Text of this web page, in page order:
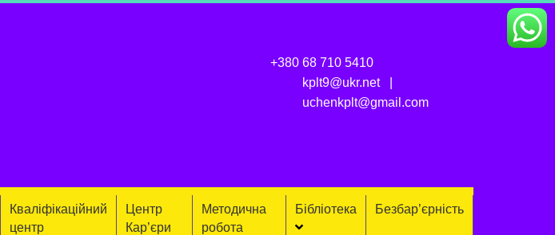
+380 68 710 5410
kplt9@ukr.net
uchenkplt@gmail.com
Кваліфікаційний
центр
Центр
Кар’єри
Методична
робота
Бібліотека Безбар’єрність